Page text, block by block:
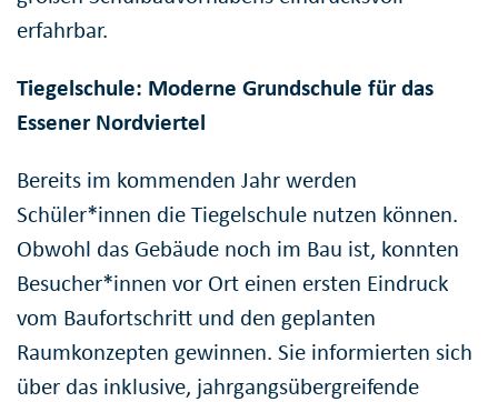
erfahrbar.
Tiegelschule: Moderne Grundschule für das
Essener Nordviertel
Bereits im kommenden Jahr werden
Schüler*innen die Tiegelschule nutzen können.
Obwohl das Gebäude noch im Bau ist, konnten
Besucher*innen vor Ort einen ersten Eindruck
vom Baufortschritt und den geplanten
Raumkonzepten gewinnen. Sie informierten sich
über das inklusive, jahrgangsübergreifende